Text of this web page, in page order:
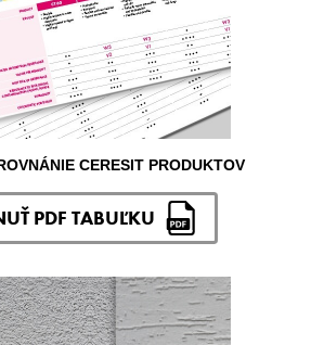
CERESIT PRODUKTOV
PDF TABUĽKU